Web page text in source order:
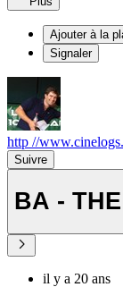
Ajouter à la
Signaler
http //
Suivre
BA -
il y a 20 ans